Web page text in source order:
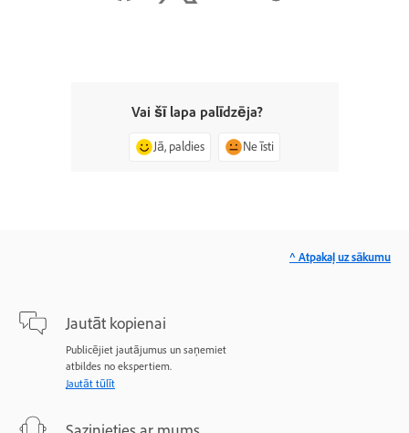
Vai šī lapa palīdzēja?
Jā, paldies Ne īsti
Jautāt kopienai
Publicējiet jautājumus un saņemiet
atbildes no ekspertiem.
Jautāt tūlīt
^ Atpakaļ uz sākumu